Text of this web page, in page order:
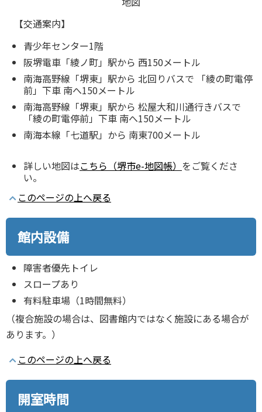
【交通案内】
青少年センター1階
阪堺電車「綾ノ町」駅から 西150メートル
南海高野線「堺東」駅から 北回りバスで 「綾の町電停
前」下車 南へ150メートル
南海高野線「堺東」駅から 松屋大和川通行きバスで
「綾の町電停前」下車 南へ150メートル
南海本線「七道駅」から 南東700メートル
詳しい地図はこちら（堺市e-地図帳） をご覧くださ
い。
このページの上へ戻る
館内設備
障害者優先トイレ
スロープあり
有料駐車場（1時間無料）
（複合施設の場合は、図書館内ではなく施設にある場合が
あります。）
このページの上へ戻る
開室時間